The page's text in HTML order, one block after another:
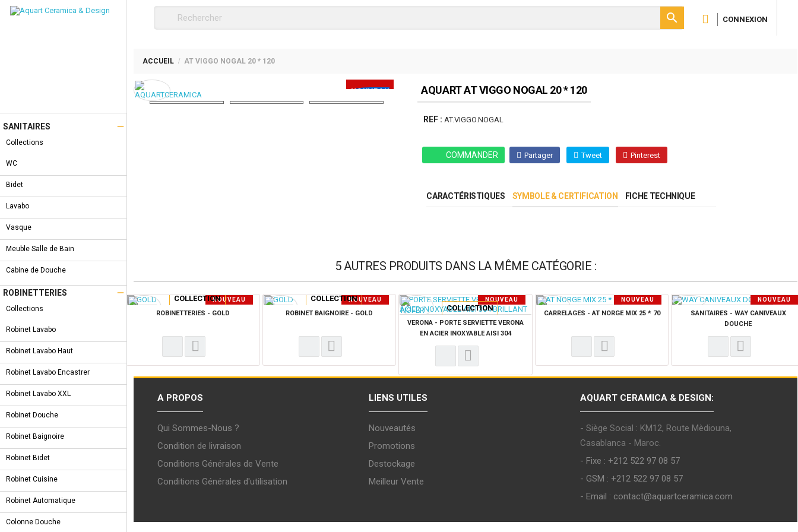
 CONNEXION
SANITAIRES 
Collections
WC
Bidet
Lavabo
Vasque
Meuble Salle de Bain
Cabine de Douche
ROBINETTERIES 
Collections
Robinet Lavabo
Robinet Lavabo Haut
Robinet Lavabo Encastrer
Robinet Lavabo XXL
Robinet Douche
Robinet Baignoire
Robinet Bidet
Robinet Cuisine
Robinet Automatique
Colonne Douche
ACCUEIL AT VIGGO NOGAL 20 * 120
NOUVEAU AQUART AT VIGGO NOGAL 20 * 120
REF : AT.VIGGO.NOGAL
COMMANDER Partager Tweet Pinterest
CARACTÉRISTIQUES SYMBOLE & CERTIFICATION FICHE TECHNIQUE
5 AUTRES PRODUITS DANS LA MÊME CATÉGORIE :
NOUVEAU
COLLECTION
ROBINETTERIES - GOLD
NOUVEAU
COLLECTION
ROBINET BAIGNOIRE - GOLD
NOUVEAU
PRODUIT
COLLECTION
VERONA - PORTE SERVIETTE VERONA
EN ACIER INOXYABLE AISI 304
BRILLANT
NOUVEAU
CARRELAGES - AT NORGE MIX 25 * 70
NOUVEAU
SANITAIRES - WAY CANIVEAUX
DOUCHE
A PROPOS
Qui Sommes-Nous ?
Condition de livraison
Conditions Générales de Vente
Conditions Générales d'utilisation
LIENS UTILES
Nouveautés
Promotions
Destockage
Meilleur Vente
AQUART CERAMICA & DESIGN:
- Siège Social : KM12, Route Mèdiouna,
Casablanca - Maroc.
- Fixe : +212 522 97 08 57
- GSM : +212 522 97 08 57
- Email : contact@aquartceramica.com